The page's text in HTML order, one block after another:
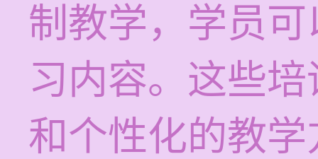
制教学，学员
习内容。这些
和个性化的教